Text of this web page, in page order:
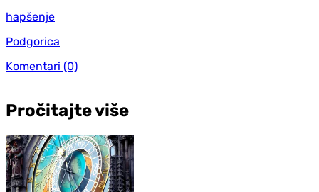
hapšenje
Podgorica
Komentari (0)
Pročitajte više